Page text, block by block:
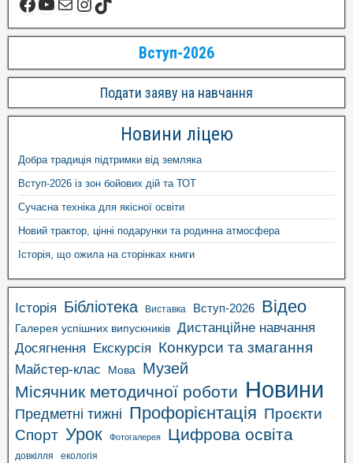
Вступ-2026
Подати заяву на навчання
Новини ліцею
Добра традиція підтримки від земляка
Вступ-2026 із зон бойових дій та ТОТ
Сучасна техніка для якісної освіти
Новий трактор, цінні подарунки та родинна атмосфера
Історія, що ожила на сторінках книги
Історія Бібліотека Виставка Вступ-2026 Відео
Галерея успішних випускників Дистанційне навчання
Досягнення Екскурсія Конкурси та змагання
Майстер-клас Мова Музей
Місячник методичної роботи Новини
Предметні тижні Профорієнтація Проєкти
Спорт Урок Фотогалерея Цифрова освіта
довкілля екологія